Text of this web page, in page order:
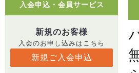
入会申込・会員サービス
新規のお客様
入会のお申し込みはこちら
新規ご入会申込